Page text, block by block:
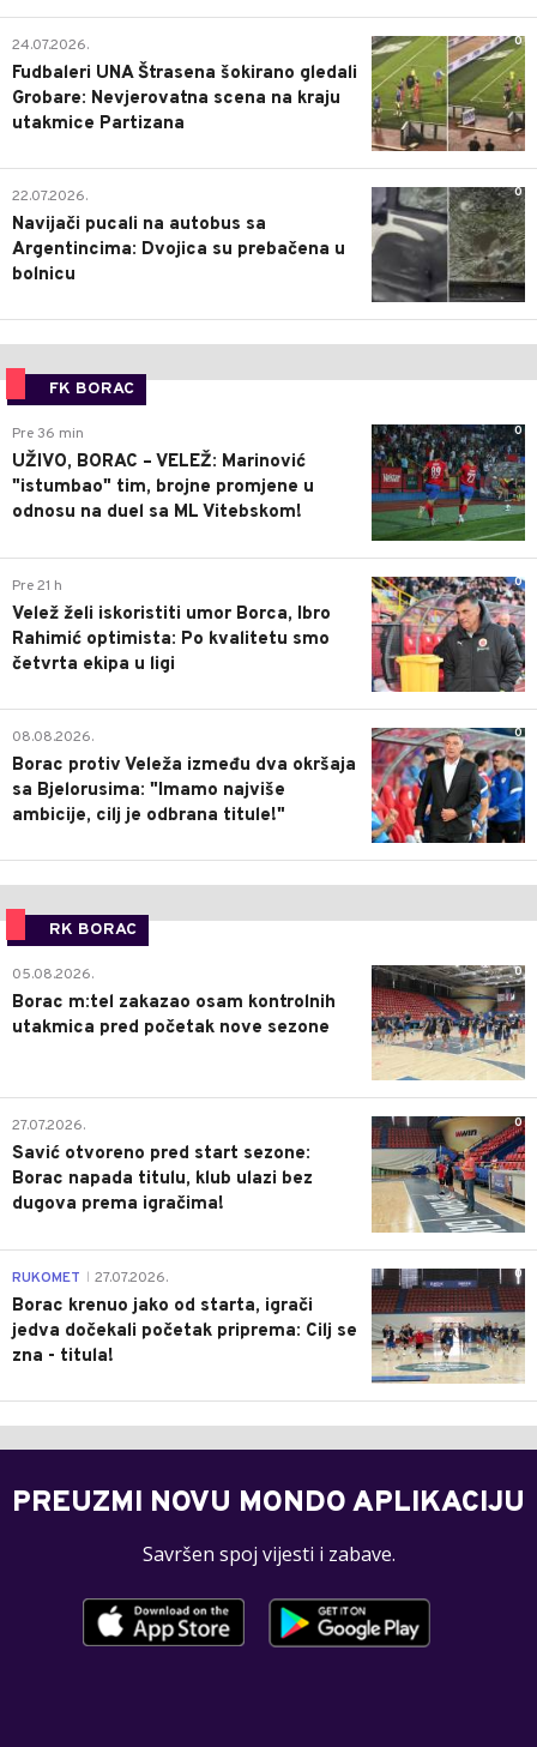
0
24.07.2026.
Fudbaleri UNA Štrasena šokirano gledali
Grobare: Nevjerovatna scena na kraju
utakmice Partizana
0
22.07.2026.
Navijači pucali na autobus sa
Argentincima: Dvojica su prebačena u
bolnicu
FK BORAC
0
Pre 36 min
UŽIVO, BORAC – VELEŽ: Marinović
"istumbao" tim, brojne promjene u
odnosu na duel sa ML Vitebskom!
0
Pre 21 h
Velež želi iskoristiti umor Borca, Ibro
Rahimić optimista: Po kvalitetu smo
četvrta ekipa u ligi
0
08.08.2026.
Borac protiv Veleža između dva okršaja
sa Bjelorusima: "Imamo najviše
ambicije, cilj je odbrana titule!"
RK BORAC
0
05.08.2026.
Borac m:tel zakazao osam kontrolnih
utakmica pred početak nove sezone
0
27.07.2026.
Savić otvoreno pred start sezone:
Borac napada titulu, klub ulazi bez
dugova prema igračima!
0
RUKOMET 27.07.2026.
Borac krenuo jako od starta, igrači
jedva dočekali početak priprema: Cilj se
zna - titula!
PREUZMI NOVU MONDO APLIKACIJU
Savršen spoj vijesti i zabave.